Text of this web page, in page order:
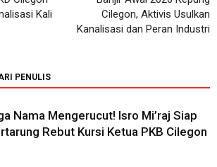
Kali
Cilegon, Aktivis Usulkan
Kanalisasi dan Peran Industri
PENULIS
Nama Mengerucut! Isro Mi’raj Siap
Rebut Kursi Ketua PKB Cilegon